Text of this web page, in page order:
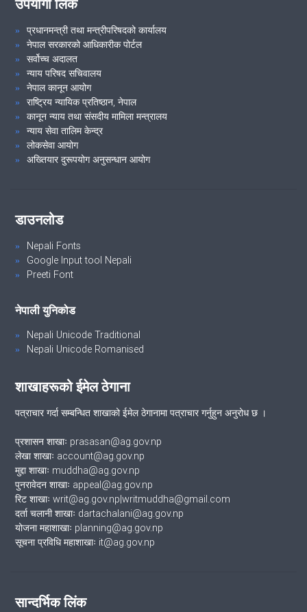
२१औं निजामती सेवा दिवस, २०८१ शुभकामना आदान-प्रदान समारोह तथा कदर
पत्र वितरण कार्यक्रम ।
VIEW ALL
उपयोगी लिंक
प्रधानमन्त्री तथा मन्त्रीपरिषदको कार्यालय
नेपाल सरकारको आधिकारीक पोर्टल
सर्वोच्च अदालत
न्याय परिषद सचिवालय
नेपाल कानून आयोग
राष्ट्रिय न्यायिक प्रतिष्ठान, नेपाल
कानून न्याय तथा संसदीय मामिला मन्त्रालय
न्याय सेवा तालिम केन्द्र
लोकसेवा आयोग
अख्तियार दुरूपयोग अनुसन्धान आयोग
डाउनलोड
Nepali Fonts
Google Input tool Nepali
Preeti Font
नेपाली युनिकोड
Nepali Unicode Traditional
Nepali Unicode Romanised
शाखाहरूको ईमेल ठेगाना
पत्राचार गर्दा सम्बन्धित शाखाको ईमेल ठेगानामा पत्राचार गर्नुहुन अनुरोध छ ।
प्रशासन शाखाः prasasan@ag.gov.np
लेखा शाखाः account@ag.gov.np
मुद्दा शाखाः muddha@ag.gov.np
पुनरावेदन शाखाः appeal@ag.gov.np
रिट शाखाः writ@ag.gov.np|writmuddha@gmail.com
दर्ता चलानी शाखाः dartachalani@ag.gov.np
योजना महाशाखाः planning@ag.gov.np
सूचना प्रविधि महाशाखाः it@ag.gov.np
सान्दर्भिक लिंक